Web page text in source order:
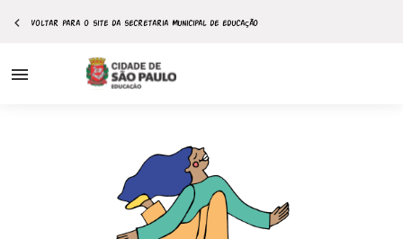
Voltar para o site da secretaria Municipal de educação